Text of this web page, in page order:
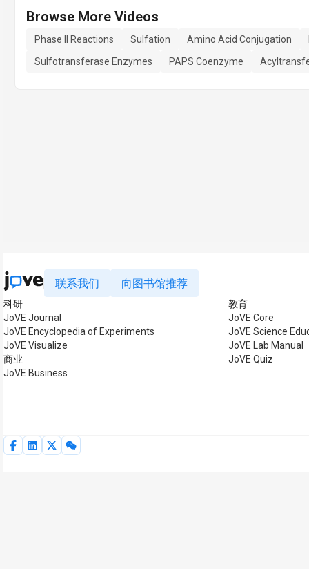
Browse More Videos
Phase II Reactions Sulfation Amino Acid Conjugation
Sulfotransferase Enzymes
PAPS Coenzyme
联系我们 向图书馆推荐
科研
JoVE Journal
JoVE Encyclopedia of Experiments
JoVE Visualize
商业
JoVE Business
教育
JoVE Core
JoVE Science
JoVE Lab Manual
JoVE Quiz